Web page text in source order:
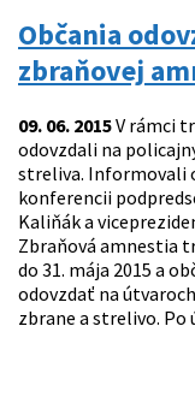
Občania
zbraňovej
09. 06. 2015V rámci
odovzdali na
streliva. Informovali
konferencii
Kaliňák a
Zbraňová amnestia
do 31. mája 2015 a
odovzdať na
zbrane a strelivo. Po